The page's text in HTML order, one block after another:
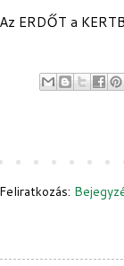
Az ERDŐT a
Feliratkozás: